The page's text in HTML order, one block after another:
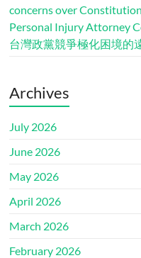
concerns over
Personal Injury Attorney
台灣政黨競爭極化困境的
Archives
July 2026
June 2026
May 2026
April 2026
March 2026
February 2026